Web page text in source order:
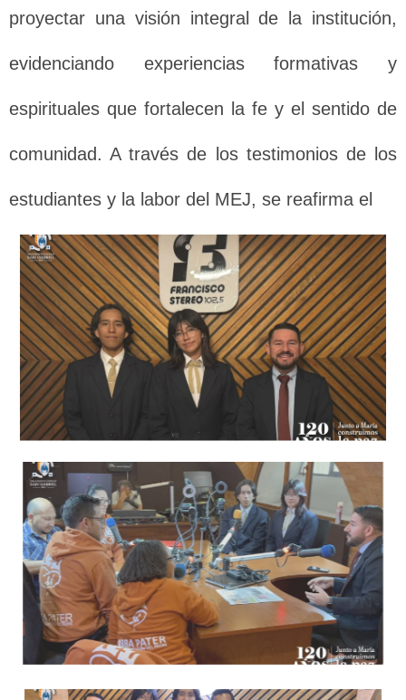
proyectar una visión integral de la institución,
evidenciando experiencias formativas y
espirituales que fortalecen la fe y el sentido de
comunidad. A través de los testimonios de los
estudiantes y la labor del MEJ, se reafirma el